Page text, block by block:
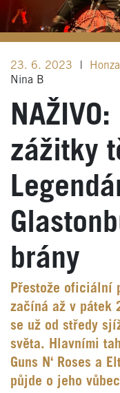
23. 6. 2023
Nina B
zážitky
brány
Přestože oficiální
začíná až v pátek
se už od středy
světa. Hlavními
Guns N‘ Roses a
půjde o jeho